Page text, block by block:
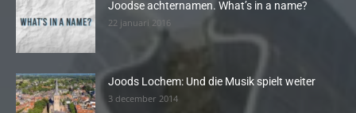
Joodse achternamen. What’s in a name?
22 januari 2016
Joods Lochem: Und die Musik spielt weiter
3 december 2014